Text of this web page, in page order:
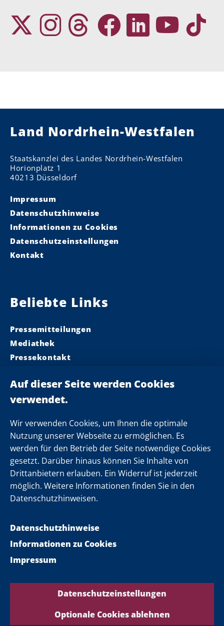
Wir verwenden Cookies, um Ihnen die optimale
Nutzung unserer Webseite zu ermöglichen. Es
werden für den Betrieb der Seite notwendige Cookies
gesetzt. Darüber hinaus können Sie Inhalte von
Drittanbietern erlauben. Ein Widerruf ist jederzeit
möglich. Weitere Informationen finden Sie in den
Datenschutzhinweisen.
Datenschutzhinweise
Impressum
Informationen zu Cookies
Datenschutzeinstellungen
Optionale Cookies ablehnen
Land Nordrhein-Westfalen
Staatskanzlei des Landes Nordrhein-Westfalen
Horionplatz 1
40213 Düsseldorf
Impressum
Datenschutzhinweise
Informationen zu Cookies
Datenschutzeinstellungen
Kontakt
Beliebte Links
Pressemitteilungen
Mediathek
Pressekontakt
Landeskabinett
Einsamkeit
Folgen Sie uns